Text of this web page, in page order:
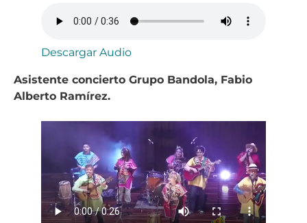
Descargar Audio
Asistente concierto Grupo Bandola, Fabio
Alberto Ramírez.